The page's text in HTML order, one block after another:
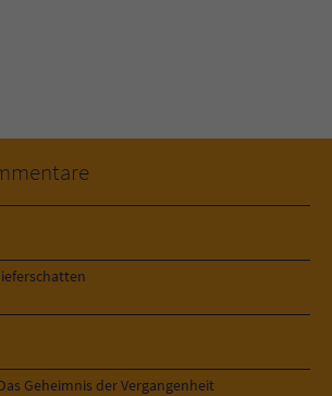
Geheimnis der Vergangenheit
für Kommentare einzelner Buchtitel